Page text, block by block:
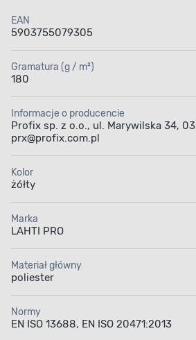
EAN
5903755079305
Gramatura (g / m²)
180
Informacje o producencie
Profix sp. z o.o., ul. Marywilska 34,
prx@profix.com.pl
Kolor
żółty
Marka
LAHTI PRO
Materiał główny
poliester
Normy
EN ISO 13688, EN ISO 20471:2013